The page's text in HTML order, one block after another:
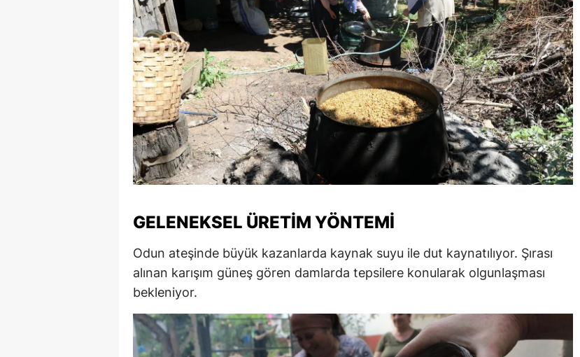
Eskişehir
Gaziantep
Giresun
Gümüşhane
Hakkari
Hatay
Mersin
İstanbul
İzmir
Kastamonu
GELENEKSEL ÜRETIM YÖNTEMI
Odun ateşinde büyük kazanlarda kaynak suyu ile dut kaynatılıyor. Şırası
alınan karışım güneş gören damlarda tepsilere konularak olgunlaşması
bekleniyor.